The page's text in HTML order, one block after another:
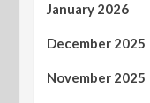
January 2026
December 2025
November 2025